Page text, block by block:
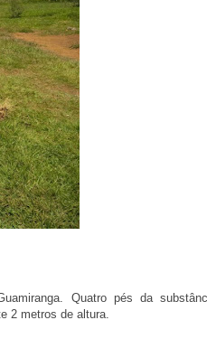
Quatro pés da
2 metros de altura.